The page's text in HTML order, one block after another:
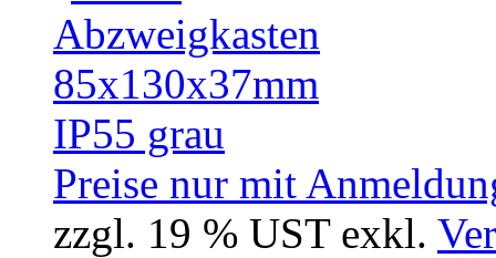
Preise nur mit
zzgl. 19 % UST exkl.